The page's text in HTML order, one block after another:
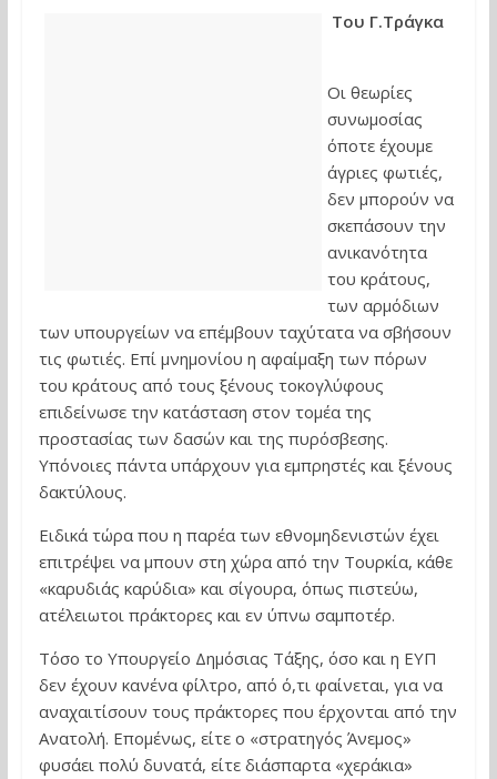
Του Γ.Τράγκα
Οι θεωρίες
συνωμοσίας
όποτε έχουμε
άγριες φωτιές,
δεν μπορούν να
σκεπάσουν την
ανικανότητα
του κράτους,
των αρμόδιων
των υπουργείων να επέμβουν ταχύτατα να σβήσουν
τις φωτιές. Επί μνημονίου η αφαίμαξη των πόρων
του κράτους από τους ξένους τοκογλύφους
επιδείνωσε την κατάσταση στον τομέα της
προστασίας των δασών και της πυρόσβεσης.
Υπόνοιες πάντα υπάρχουν για εμπρηστές και ξένους
δακτύλους.
Ειδικά τώρα που η παρέα των εθνομηδενιστών έχει
επιτρέψει να μπουν στη χώρα από την Τουρκία, κάθε
«καρυδιάς καρύδια» και σίγουρα, όπως πιστεύω,
ατέλειωτοι πράκτορες και εν ύπνω σαμποτέρ.
Τόσο το Υπουργείο Δημόσιας Τάξης, όσο και η ΕΥΠ
δεν έχουν κανένα φίλτρο, από ό,τι φαίνεται, για να
αναχαιτίσουν τους πράκτορες που έρχονται από την
Ανατολή. Επομένως, είτε ο «στρατηγός Άνεμος»
φυσάει πολύ δυνατά, είτε διάσπαρτα «χεράκια»